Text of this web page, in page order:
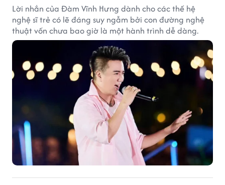
Lời nhắn của Đàm Vĩnh Hưng dành cho các thế hệ
nghệ sĩ trẻ có lẽ đáng suy ngẫm bởi con đường nghệ
thuật vốn chưa bao giờ là một hành trình dễ dàng.